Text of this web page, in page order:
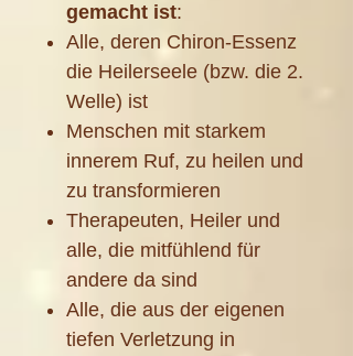
gemacht ist:
Alle, deren Chiron-Essenz
die Heilerseele (bzw. die 2.
Welle) ist
Menschen mit starkem
innerem Ruf, zu heilen und
zu transformieren
Therapeuten, Heiler und
alle, die mitfühlend für
andere da sind
Alle, die aus der eigenen
tiefen Verletzung in